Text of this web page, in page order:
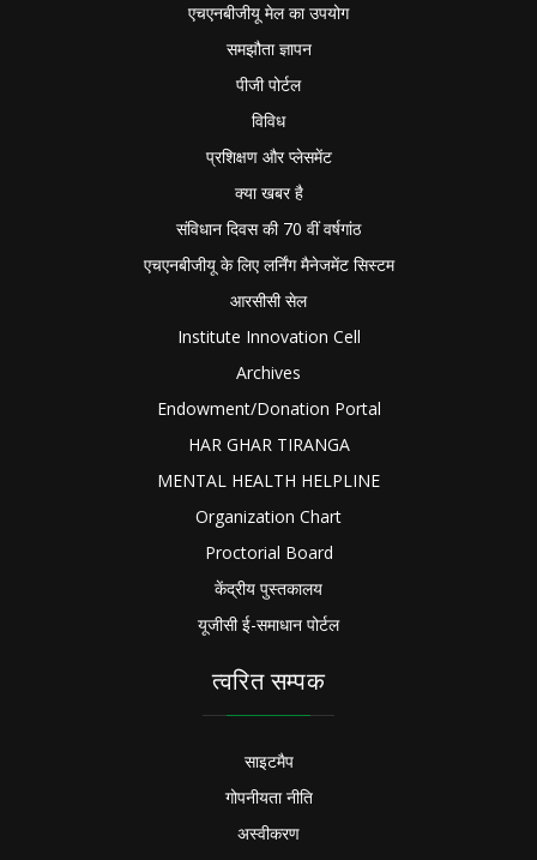
एचएनबीजीयू मेल का उपयोग
समझौता ज्ञापन
पीजी पोर्टल
विविध
प्रशिक्षण और प्लेसमेंट
क्या खबर है
संविधान दिवस की 70 वीं वर्षगांठ
एचएनबीजीयू के लिए लर्निंग मैनेजमेंट सिस्टम
आरसीसी सेल
Institute Innovation Cell
Archives
Endowment/Donation Portal
HAR GHAR TIRANGA
MENTAL HEALTH HELPLINE
Organization Chart
Proctorial Board
केंद्रीय पुस्तकालय
यूजीसी ई-समाधान पोर्टल
त्वरित सम्पक
साइटमैप
गोपनीयता नीति
अस्वीकरण